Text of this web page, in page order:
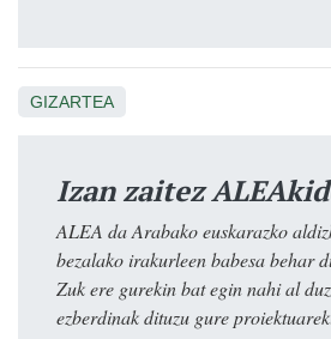
GIZARTEA
Izan zaitez
ALEA da Arabako euskarazko
bezalako irakurleen babesa behar
Zuk ere gurekin bat egin nahi al
ezberdinak dituzu gure